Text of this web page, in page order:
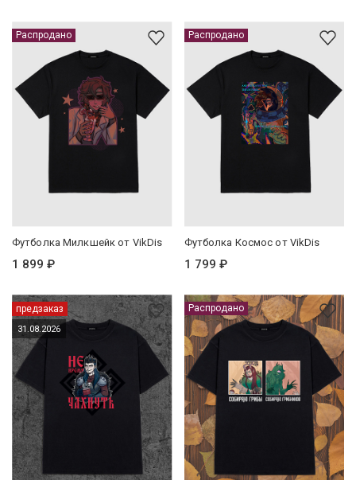
Распродано
Футболка Милкшейк от VikDis
1 899 ₽
Распродано
Футболка Космос от VikDis
1 799 ₽
предзаказ
31.08.2026
Распродано